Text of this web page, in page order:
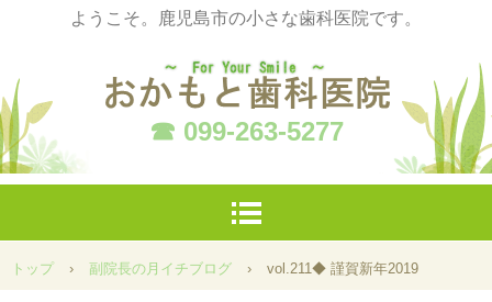
ようこそ。鹿児島市の小さな歯科医院です。
☎ 099-263-5277
トップ › 副院長の月イチブログ › vol.211◆ 謹賀新年2019